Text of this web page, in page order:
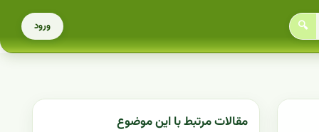
🔍 ورود
مقالات مرتبط با این موضوع